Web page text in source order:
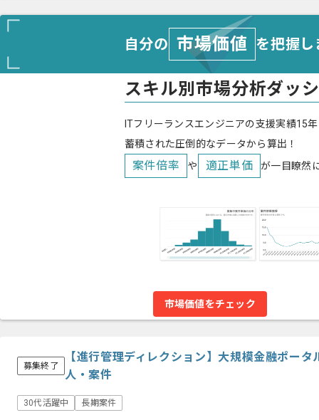
自分の 市場価値 を把握
スキル別市場分析ダッ
ITフリーランスエンジニアの支援実績15
蓄積された圧倒的なデータから算出！
案件倍率 や 適正単価 が一目瞭然
市場価値をチェック
募集終了
【進行管理ディレクション】大規模金融ポー
人・案件
30代活躍中 長期案件